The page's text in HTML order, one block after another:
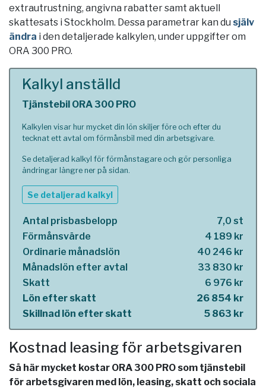
extrautrustning, angivna rabatter samt aktuell
skattesats i Stockholm. Dessa parametrar kan du själv
ändra i den detaljerade kalkylen, under uppgifter om
ORA 300 PRO.
Kalkyl anställd
Tjänstebil ORA 300 PRO
Kalkylen visar hur mycket din lön skiljer före och efter du
tecknat ett avtal om förmånsbil med din arbetsgivare.
Se detaljerad kalkyl för förmånstagare och gör personliga
ändringar längre ner på sidan.
Se detaljerad kalkyl
Antal prisbasbelopp
7,0 st
Förmånsvärde
4 189 kr
Ordinarie månadslön
40 246 kr
Månadslön efter avtal
33 830 kr
Skatt
6 976 kr
Lön efter skatt
26 854 kr
Skillnad lön efter skatt
5 863 kr
Kostnad leasing för arbetsgivaren
Så här mycket kostar ORA 300 PRO som tjänstebil
för arbetsgivaren med lön, leasing, skatt och sociala